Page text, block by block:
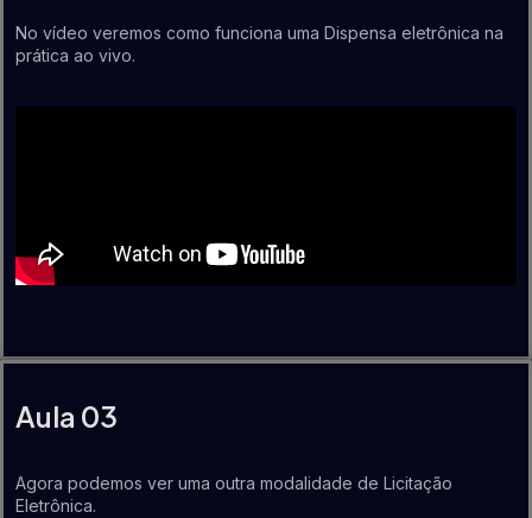
No vídeo veremos como funciona uma Dispensa eletrônica na
prática ao vivo.
Aula 03
Agora podemos ver uma outra modalidade de Licitação
Eletrônica.